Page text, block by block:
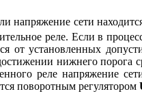
напряжение сети
реле. Если в
от установленных
нижнего порога
реле напряжение
поворотным регулятором